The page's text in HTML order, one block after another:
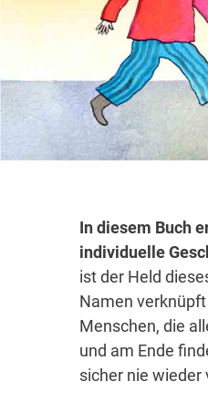
In diesem Buch
individuelle
ist der Held
Namen
Menschen, die
und am Ende
sicher nie wieder